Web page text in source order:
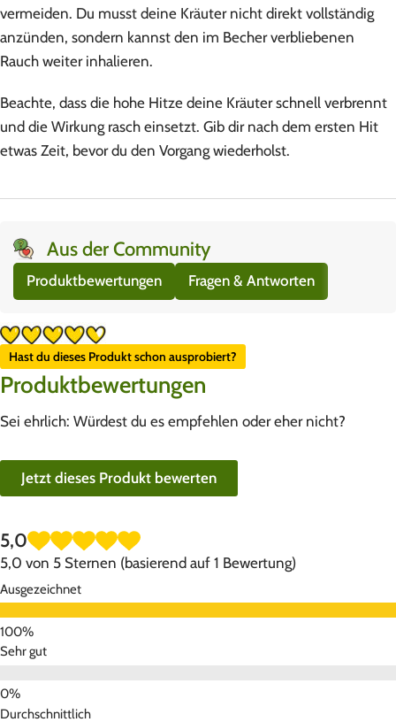
vermeiden. Du musst deine Kräuter nicht direkt vollständig
anzünden, sondern kannst den im Becher verbliebenen
Rauch weiter inhalieren.
Beachte, dass die hohe Hitze deine Kräuter schnell verbrennt
und die Wirkung rasch einsetzt. Gib dir nach dem ersten Hit
etwas Zeit, bevor du den Vorgang wiederholst.
Aus der Community
Produktbewertungen Fragen & Antworten
Hast du dieses Produkt schon ausprobiert?
Produktbewertungen
Sei ehrlich: Würdest du es empfehlen oder eher nicht?
Jetzt dieses Produkt bewerten
5,0
5,0 von 5 Sternen (basierend auf 1 Bewertung)
Ausgezeichnet
Sehr gut
Durchschnittlich